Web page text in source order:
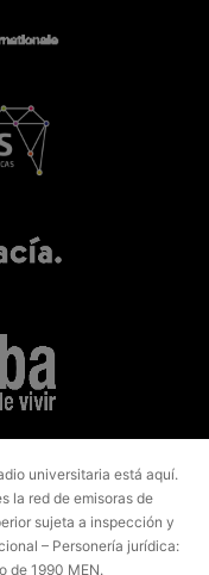
universitaria está aquí.
la red de emisoras de
sujeta a inspección y
– Personería jurídica:
de 1990 MEN.